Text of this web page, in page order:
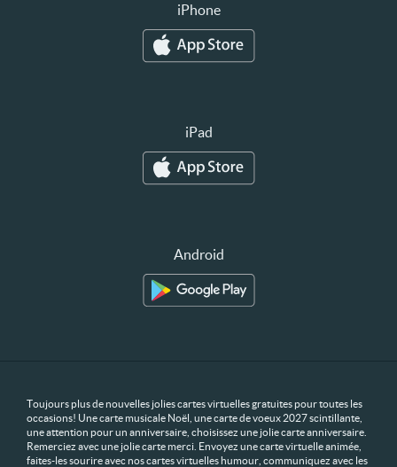
iPhone
iPad
Android
Toujours plus de nouvelles jolies cartes virtuelles gratuites pour toutes les
occasions! Une carte musicale Noël, une carte de voeux 2027 scintillante,
une attention pour un anniversaire, choisissez une jolie carte anniversaire.
Remerciez avec une jolie carte merci. Envoyez une carte virtuelle animée,
faites-les sourire avec nos cartes virtuelles humour, communiquez avec les